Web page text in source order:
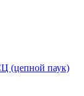
(цепной паук)